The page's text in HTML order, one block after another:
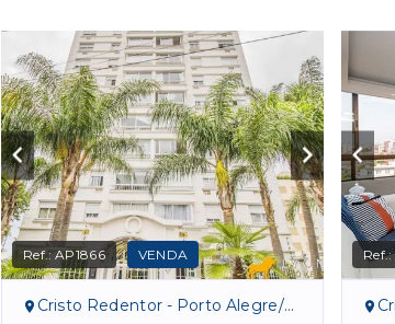
Ref.:AP1866 VENDA
Cristo Redentor - Porto Alegre/RS
Ref.: